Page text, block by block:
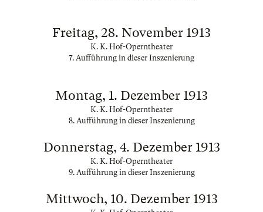
Freitag, 28. November 1913
K. K. Hof-Operntheater
7. Aufführung in dieser Inszenierung
Montag, 1. Dezember 1913
K. K. Hof-Operntheater
8. Aufführung in dieser Inszenierung
Donnerstag, 4. Dezember 1913
K. K. Hof-Operntheater
9. Aufführung in dieser Inszenierung
Mittwoch, 10. Dezember 1913